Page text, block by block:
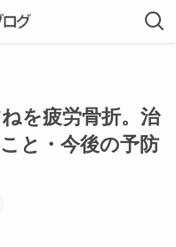
を疲労骨折。治
と・今後の予防